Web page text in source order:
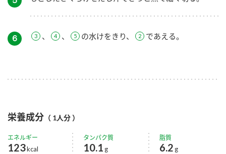
６ 、 、 の水けをきり、 であえる。
栄養成分 （ 1人分 ）
エネルギー
123kcal
タンパク質
10.1 g
脂質
6.2 g